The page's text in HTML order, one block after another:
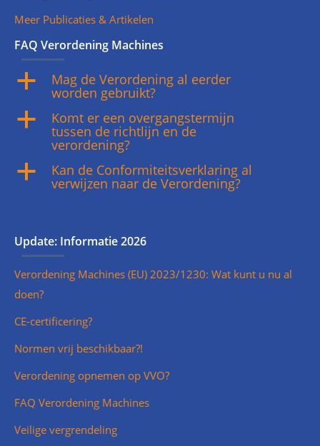
Meer Publicaties & Artikelen
FAQ Verordening Machines
a Mag de Verordening al eerder
worden gebruikt?
a Komt er een overgangstermijn
tussen de richtlijn en de
verordening?
a Kan de Conformiteitsverklaring al
verwijzen naar de Verordening?
Update: Informatie 2026
Verordening Machines (EU) 2023/1230: Wat kunt u nu al
doen?
CE-certificering?
Normen vrij beschikbaar?!
Verordening opnemen op VVO?
FAQ Verordening Machines
Veilige vergrendeling